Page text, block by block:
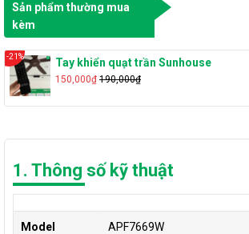
Sản phẩm thường mua
kèm
-21% Tay khiển quạt trần Sunhouse
150,000₫ 190,000₫
1. Thông số kỹ thuật
Model APF7669W